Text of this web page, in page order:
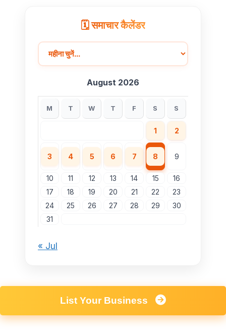
🗓️ समाचार कैलेंडर
August 2026
M T W T F S S
1 2
3 4 5 6 7 8 9
10 11 12 13 14 15
16
17
18 19 20 21 22
23
24
25 26 27 28 29
30
31
« Jul
List Your Business